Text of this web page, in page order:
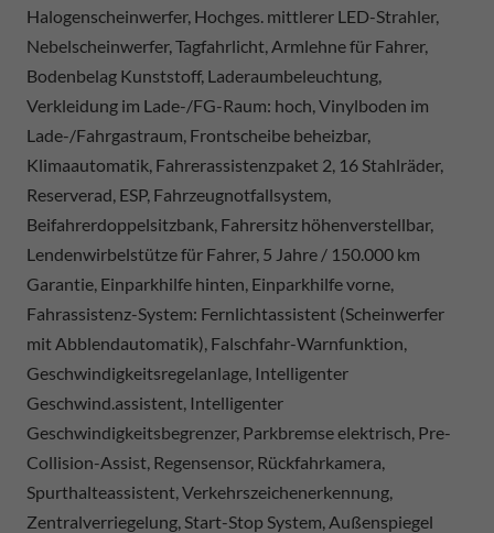
Halogenscheinwerfer, Hochges. mittlerer LED-Strahler,
Nebelscheinwerfer, Tagfahrlicht, Armlehne für Fahrer,
Bodenbelag Kunststoff, Laderaumbeleuchtung,
Verkleidung im Lade-/FG-Raum: hoch, Vinylboden im
Lade-/Fahrgastraum, Frontscheibe beheizbar,
Klimaautomatik, Fahrerassistenzpaket 2, 16 Stahlräder,
Reserverad, ESP, Fahrzeugnotfallsystem,
Beifahrerdoppelsitzbank, Fahrersitz höhenverstellbar,
Lendenwirbelstütze für Fahrer, 5 Jahre / 150.000 km
Garantie, Einparkhilfe hinten, Einparkhilfe vorne,
Fahrassistenz-System: Fernlichtassistent (Scheinwerfer
mit Abblendautomatik), Falschfahr-Warnfunktion,
Geschwindigkeitsregelanlage, Intelligenter
Geschwind.assistent, Intelligenter
Geschwindigkeitsbegrenzer, Parkbremse elektrisch, Pre-
Collision-Assist, Regensensor, Rückfahrkamera,
Spurthalteassistent, Verkehrszeichenerkennung,
Zentralverriegelung, Start-Stop System, Außenspiegel